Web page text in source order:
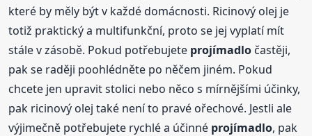
které by měly být v každé domácnosti. Ricinový olej je
totiž praktický a multifunkční, proto se jej vyplatí mít
stále v zásobě. Pokud potřebujete projímadlo častěji,
pak se raději poohlédněte po něčem jiném. Pokud
chcete jen upravit stolici nebo něco s mírnějšími účinky,
pak ricinový olej také není to pravé ořechové. Jestli ale
výjimečně potřebujete rychlé a účinné projímadlo, pak